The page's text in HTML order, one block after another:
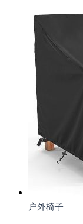
户外椅子